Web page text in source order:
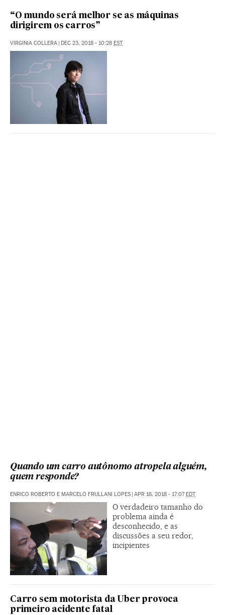
“O mundo será melhor se as máquinas
dirigirem os carros”
VIRGINIA COLLERA DEC 23, 2018 - 10:28 EST
Quando um carro autônomo atropela alguém,
quem responde?
ENRICO ROBERTO E MARCELO FRULLANI LOPES APR 16, 2018 - 17:07 EDT
O verdadeiro tamanho do
problema ainda é
desconhecido, e as
discussões a seu redor,
incipientes
Carro sem motorista da Uber provoca
primeiro acidente fatal